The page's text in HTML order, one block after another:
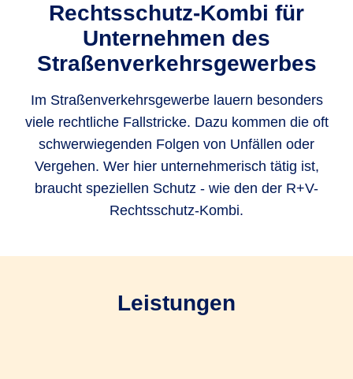
Rechts­schutz-Kombi für
Unternehmen des
Straßenverkehrs­gewerbes
Im Straßenverkehrsgewerbe lauern besonders
viele rechtliche Fallstricke. Dazu kommen die oft
schwerwiegenden Folgen von Unfällen oder
Vergehen. Wer hier unternehmerisch tätig ist,
braucht speziellen Schutz - wie den der R+V-
Rechtsschutz-Kombi.
Leistungen